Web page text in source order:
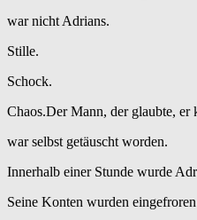
war nicht Adrians.
Stille.
Schock.
Chaos.Der Mann, der glaubte,
war selbst getäuscht worden.
Innerhalb einer Stunde wurde
Seine Konten wurden